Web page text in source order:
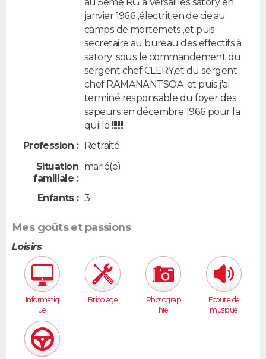
janvier 1966 ,électritien de cie,au
camps de mortemets ,et puis
secretaire au bureau des effectifs à
satory ,sous le commandement du
sergent chef CLERY,et du sergent
chef RAMANANTSOA ,et puis j'ai
terminé responsable du foyer des
sapeurs en décembre 1966 pour la
quille !!!!!!!!
Profession :
Retraité
Situation
familiale :
marié(e)
Enfants : 3
Mes goûts et passions
Loisirs
Informatiq
ue
Bricolage
Photograp
hie
Ecoute de
musique